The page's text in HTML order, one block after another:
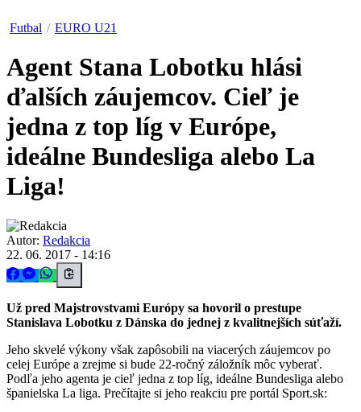
Futbal / EURO U21
Agent Stana Lobotku hlási
ďalších záujemcov. Cieľ je
jedna z top líg v Európe,
ideálne Bundesliga alebo La
Liga!
Autor: Redakcia
22. 06. 2017 - 14:16
Už pred Majstrovstvami Európy sa hovoril o prestupe
Stanislava Lobotku z Dánska do jednej z kvalitnejších súťaží.
Jeho skvelé výkony však zapôsobili na viacerých záujemcov po
celej Európe a zrejme si bude 22-ročný záložník môc vyberať.
Podľa jeho agenta je cieľ jedna z top líg, ideálne Bundesliga alebo
španielska La liga. Prečítajte si jeho reakciu pre portál Sport.sk: